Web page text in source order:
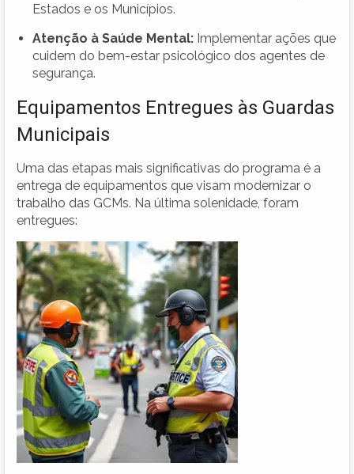
Estados e os Municípios.
Atenção à Saúde Mental: Implementar ações que
cuidem do bem-estar psicológico dos agentes de
segurança.
Equipamentos Entregues às Guardas
Municipais
Uma das etapas mais significativas do programa é a
entrega de equipamentos que visam modernizar o
trabalho das GCMs. Na última solenidade, foram
entregues: